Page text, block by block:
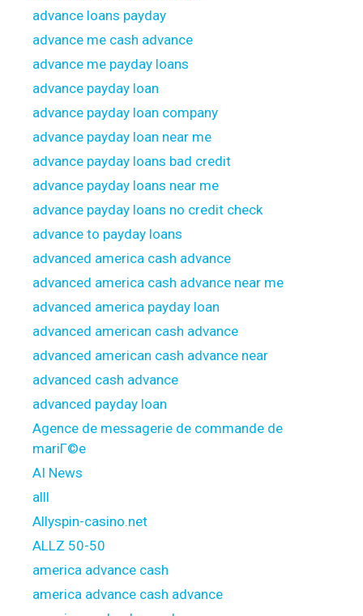
advance loans payday
advance me cash advance
advance me payday loans
advance payday loan
advance payday loan company
advance payday loan near me
advance payday loans bad credit
advance payday loans near me
advance payday loans no credit check
advance to payday loans
advanced america cash advance
advanced america cash advance near me
advanced america payday loan
advanced american cash advance
advanced american cash advance near
advanced cash advance
advanced payday loan
Agence de messagerie de commande de
mariГ©e
AI News
alll
Allyspin-casino.net
ALLZ 50-50
america advance cash
america advance cash advance